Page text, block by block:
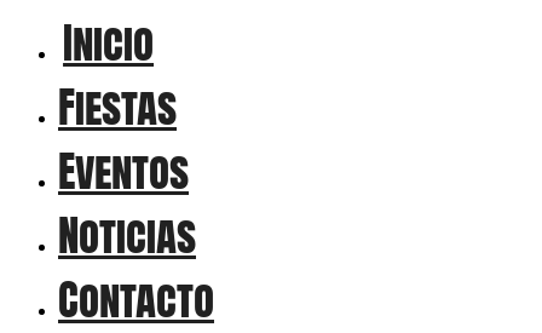
Inicio
Fiestas
Eventos
Noticias
Contacto